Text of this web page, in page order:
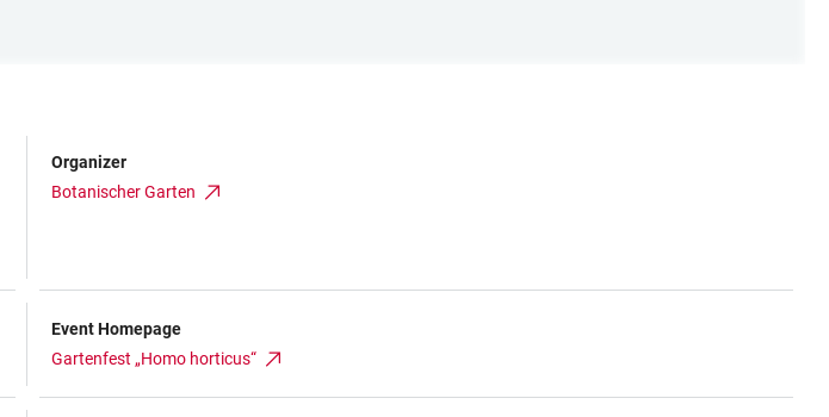
Organizer
Botanischer Garten
Event Homepage
Gartenfest „Homo horticus“